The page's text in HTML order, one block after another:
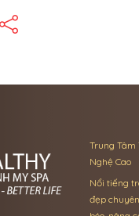
Trung Tâm
Nghệ Cao
Nổi tiếng
đẹp